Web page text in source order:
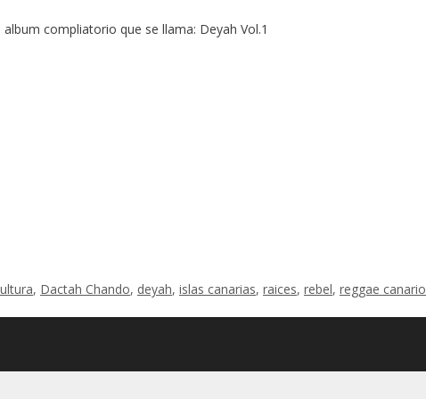
compliatorio que se llama: Deyah Vol.1
, Dactah Chando, deyah, islas canarias, raices, rebel, reggae canario